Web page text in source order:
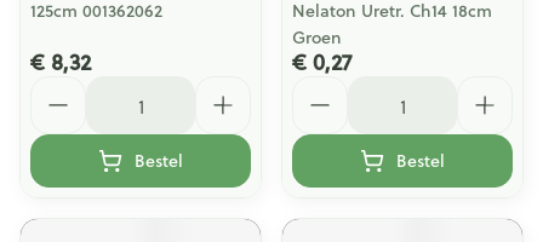
125cm 001362062
€ 8,32
Bestel
Nelaton Uretr. Ch14 18cm
Groen
€ 0,27
Bestel